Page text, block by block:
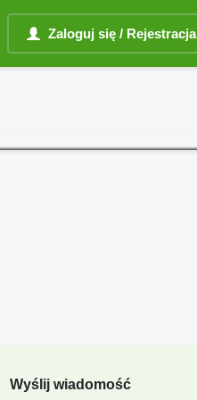
Zaloguj się / Rejestracja
Wyślij wiadomość